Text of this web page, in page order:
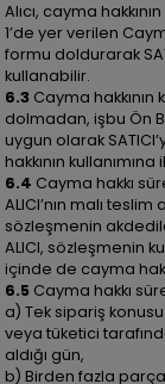
Alıcı, cayma
1’de yer verilen
formu doldurarak
kullanabilir.
6.3 Cayma hakkının
dolmadan, işbu Ön
uygun olarak
hakkının
6.4 Cayma hakkı
ALICI’nın malı
sözleşmenin
ALICI, sözleşmenin
içinde de cayma
6.5 Cayma hakkı
a) Tek sipariş
veya tüketici
aldığı gün,
b) Birden fazla